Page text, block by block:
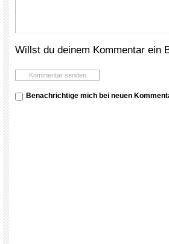
Willst du deinem Kommentar ein
Benachrichtige mich bei neuen